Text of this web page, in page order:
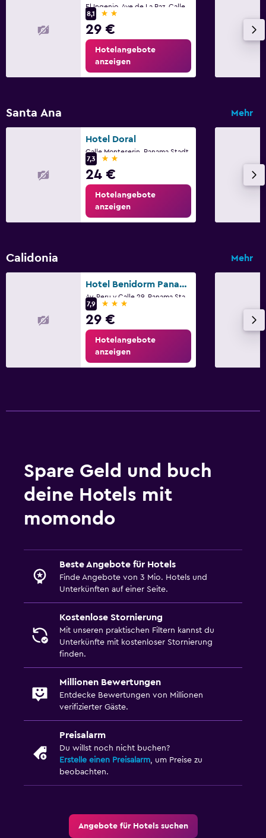
8,1
2 Sterne
29 €
Hotelangebote
anzeigen
Santa Ana Mehr
Hotel Doral
Calle Monteserin, Panama Stadt
7,3
2 Sterne
24 €
Hotelangebote
anzeigen
Calidonia Mehr
Hotel Benidorm Panama
7,9
3 Sterne
29 €
Hotelangebote
anzeigen
Spare Geld und buch
deine Hotels mit
momondo
Beste Angebote für Hotels
Finde Angebote von 3 Mio. Hotels und
Unterkünften auf einer Seite.
Kostenlose Stornierung
Mit unseren praktischen Filtern kannst du
Unterkünfte mit kostenloser Stornierung
finden.
Millionen Bewertungen
Entdecke Bewertungen von Millionen
verifizierter Gäste.
Preisalarm
Du willst noch nicht buchen?
Erstelle einen Preisalarm , um Preise zu
beobachten.
Angebote für Hotels suchen